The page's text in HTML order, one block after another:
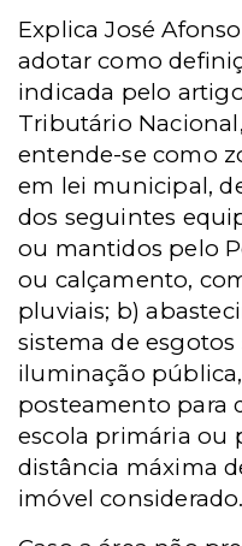
Explica José
adotar como
indicada pelo artigo
Tributário
entende-se como
em lei municipal,
dos seguintes
ou mantidos pelo
ou calçamento,
pluviais; b)
sistema de
iluminação
posteamento para
escola primária ou
distância máxima
imóvel considerado.